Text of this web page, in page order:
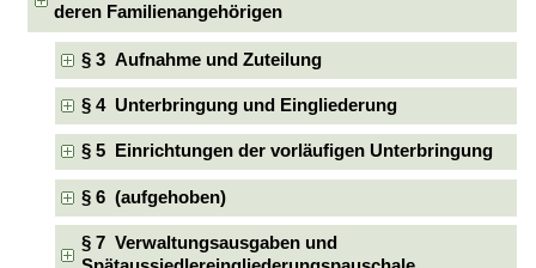
deren Familienangehörigen
§ 3 Aufnahme und Zuteilung
§ 4 Unterbringung und Eingliederung
§ 5 Einrichtungen der vorläufigen Unterbringung
§ 6 (aufgehoben)
§ 7 Verwaltungsausgaben und